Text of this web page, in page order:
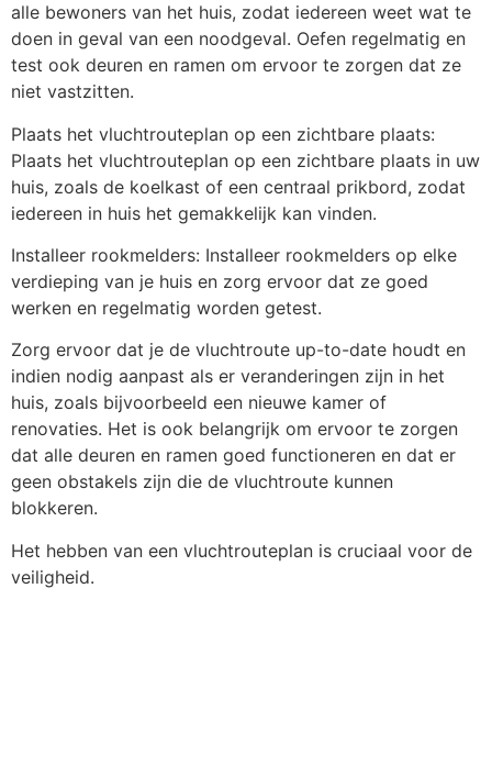
alle bewoners van het huis, zodat iedereen weet wat te
doen in geval van een noodgeval. Oefen regelmatig en
test ook deuren en ramen om ervoor te zorgen dat ze
niet vastzitten.
Plaats het vluchtrouteplan op een zichtbare plaats:
Plaats het vluchtrouteplan op een zichtbare plaats in uw
huis, zoals de koelkast of een centraal prikbord, zodat
iedereen in huis het gemakkelijk kan vinden.
Installeer rookmelders: Installeer rookmelders op elke
verdieping van je huis en zorg ervoor dat ze goed
werken en regelmatig worden getest.
Zorg ervoor dat je de vluchtroute up-to-date houdt en
indien nodig aanpast als er veranderingen zijn in het
huis, zoals bijvoorbeeld een nieuwe kamer of
renovaties. Het is ook belangrijk om ervoor te zorgen
dat alle deuren en ramen goed functioneren en dat er
geen obstakels zijn die de vluchtroute kunnen
blokkeren.
Het hebben van een vluchtrouteplan is cruciaal voor de
veiligheid.